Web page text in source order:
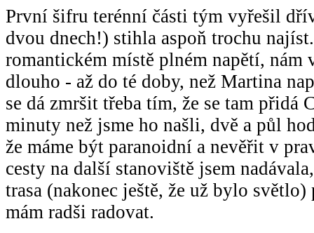
První šifru terénní části tým vyřešil
dvou dnech!) stihla aspoň trochu
romantickém místě plném napětí, nám
dlouho - až do té doby, než Martina
se dá zmršit třeba tím, že se tam přidá
minuty než jsme ho našli, dvě a půl
že máme být paranoidní a nevěřit v
cesty na další stanoviště jsem
trasa (nakonec ještě, že už bylo světlo)
mám radši radovat.